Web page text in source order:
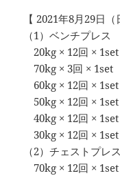
【 2021年8月29日（
（1）ベンチプレス
20kg × 12回 ×
70kg × 3回 × 1set
60kg × 12回 × 1set
50kg × 12回 × 1set
40kg × 12回 × 1set
30kg × 12回 × 1set
（2）チェストプレス
70kg × 12回 × 1set